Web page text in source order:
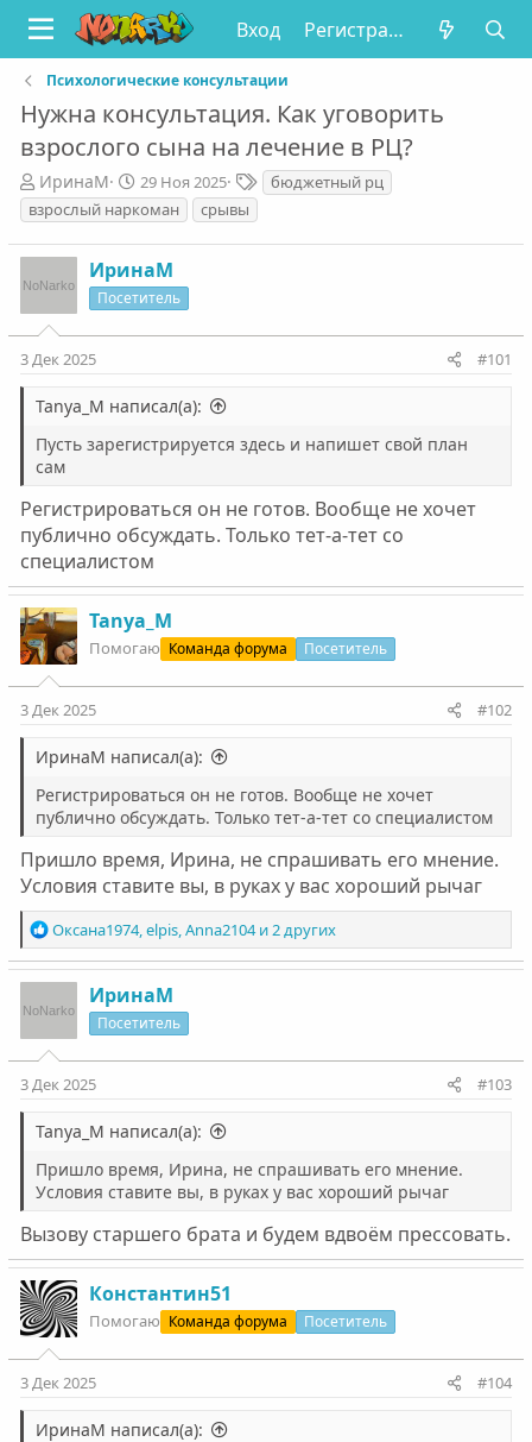
Вход Регистрация
Психологические консультации
Нужна консультация. Как уговорить
взрослого сына на лечение в РЦ?
А
в
т
о
т
е
м
ы
ИринаМ
Д
а
т
а
н
а
ч
а
29 Ноя 2025
Т
е
и
бюджетный рц
взрослый наркоман
срывы
ИринаМ
Посетитель
3 Дек 2025 #101
Tanya_M написал(а):
Пусть зарегистрируется здесь и напишет свой план
сам
Регистрироваться он не готов. Вообще не хочет
публично обсуждать. Только тет-а-тет со
специалистом
Tanya_M
Помогаю Команда форума Посетитель
3 Дек 2025 #102
ИринаМ написал(а):
Регистрироваться он не готов. Вообще не хочет
публично обсуждать. Только тет-а-тет со специалистом
Пришло время, Ирина, не спрашивать его мнение.
Условия ставите вы, в руках у вас хороший рычаг
Р
е
а
ц
и
и
:
Оксана1974,elpis,Anna2104и 2 других
ИринаМ
Посетитель
3 Дек 2025 #103
Tanya_M написал(а):
Пришло время, Ирина, не спрашивать его мнение.
Условия ставите вы, в руках у вас хороший рычаг
Вызову старшего брата и будем вдвоём прессовать.
Константин51
Помогаю Команда форума Посетитель
3 Дек 2025 #104
ИринаМ написал(а):